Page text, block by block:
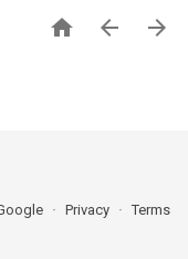
  
Privacy Terms